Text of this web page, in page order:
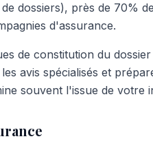
dossiers), près de 70%
d'assurance.
de constitution du
avis spécialisés et
souvent l'issue de votre